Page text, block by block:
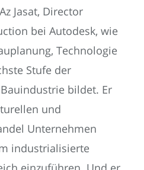
Jasat, Director
bei Autodesk, wie
Technologie
Stufe der
bildet. Er
und
Unternehmen
industrialisierte